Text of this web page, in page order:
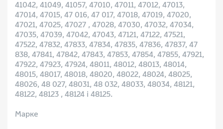
41042, 41049, 41057, 47010, 47011, 47012, 47013,
47014, 47015, 47 016, 47 017, 47018, 47019, 47020,
47021, 47025, 47027 , 47028, 47030, 47032, 47034,
47035, 47039, 47042, 47043, 47121, 47122, 47521,
47522, 47832, 47833, 47834, 47835, 47836, 47837, 47
838, 47841, 47842, 47843, 47853, 47854, 47855, 47921,
47922, 47923, 47924, 48011, 48012, 48013, 48014,
48015, 48017, 48018, 48020, 48022, 48024, 48025,
48026, 48 027, 48031, 48 032, 48033, 48034, 48121,
48122, 48123 , 48124 і 48125.
Марке